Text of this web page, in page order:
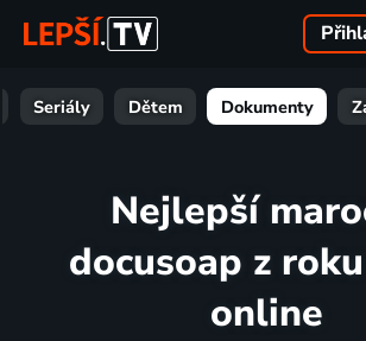
Seriály Dětem Dokumenty
Nejlepší
docusoap z
online